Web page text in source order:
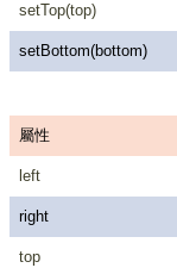
setTop(top)
setBottom(bottom)
屬性
left
right
top